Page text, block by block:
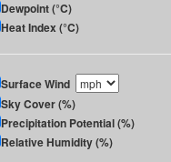
Dewpoint (°C)
Heat Index (°C)
Surface Wind
Sky Cover (%)
Precipitation Potential (%)
Relative Humidity (%)